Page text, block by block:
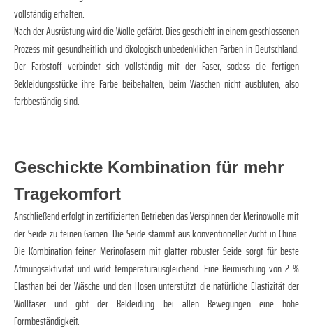
vollständig erhalten.
Nach der Ausrüstung wird die Wolle gefärbt. Dies geschieht in einem geschlossenen
Prozess mit gesundheitlich und ökologisch unbedenklichen Farben in Deutschland.
Der Farbstoff verbindet sich vollständig mit der Faser, sodass die fertigen
Bekleidungsstücke ihre Farbe beibehalten, beim Waschen nicht ausbluten, also
farbbeständig sind.
Geschickte Kombination für mehr
Tragekomfort
Anschließend erfolgt in zertifizierten Betrieben das Verspinnen der Merinowolle mit
der Seide zu feinen Garnen. Die Seide stammt aus konventioneller Zucht in China.
Die Kombination feiner Merinofasern mit glatter robuster Seide sorgt für beste
Atmungsaktivität und wirkt temperaturausgleichend. Eine Beimischung von 2 %
Elasthan bei der Wäsche und den Hosen unterstützt die natürliche Elastizität der
Wollfaser und gibt der Bekleidung bei allen Bewegungen eine hohe
Formbeständigkeit.